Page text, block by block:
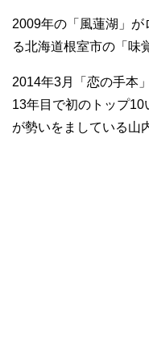
2009年の「風蓮湖」
る北海道根室市の「味
2014年3月「恋の手本
13年目で初のトップ
が勢いをましている山